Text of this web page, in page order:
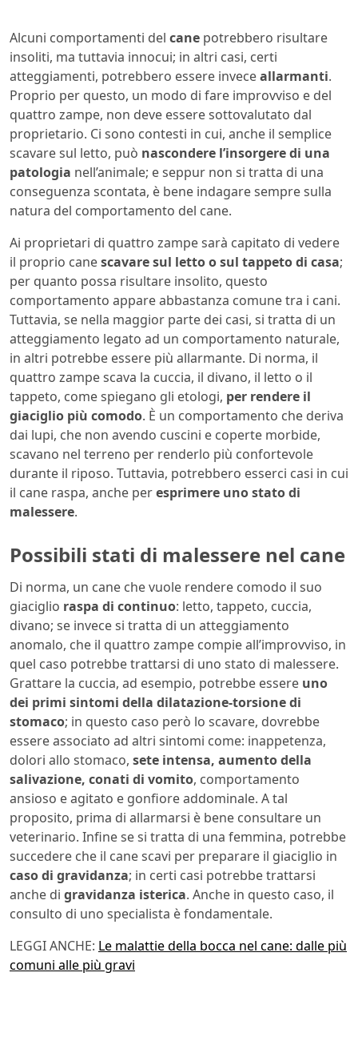
Alcuni comportamenti del cane potrebbero risultare
insoliti, ma tuttavia innocui; in altri casi, certi
atteggiamenti, potrebbero essere inveceallarmanti.
Proprio per questo, un modo di fare improvviso e del
quattro zampe, non deve essere sottovalutato dal
proprietario. Ci sono contesti in cui, anche il semplice
scavare sul letto, può nascondere l’insorgere di una
patologia nell’animale; e seppur non si tratta di una
conseguenza scontata, è bene indagare sempre sulla
natura del comportamento del cane.
Ai proprietari di quattro zampe sarà capitato di vedere
il proprio canescavare sul letto o sul tappeto di casa;
per quanto possa risultare insolito, questo
comportamento appare abbastanza comune tra i cani.
Tuttavia, se nella maggior parte dei casi, si tratta di un
atteggiamento legato ad un comportamento naturale,
in altri potrebbe essere più allarmante. Di norma, il
quattro zampe scava la cuccia, il divano, il letto o il
tappeto, come spiegano gli etologi, per rendere il
giaciglio più comodo. È un comportamento che deriva
dai lupi, che non avendo cuscini e coperte morbide,
scavano nel terreno per renderlo più confortevole
durante il riposo. Tuttavia, potrebbero esserci casi in cui
il cane raspa, anche peresprimere uno stato di
malessere.
Possibili stati di malessere nel cane
Di norma, un cane che vuole rendere comodo il suo
giaciglio raspa di continuo: letto, tappeto, cuccia,
divano; se invece si tratta di un atteggiamento
anomalo, che il quattro zampe compie all’improvviso, in
quel caso potrebbe trattarsi di uno stato di malessere.
Grattare la cuccia, ad esempio, potrebbe essere uno
dei primi sintomi della dilatazione-torsione di
stomaco; in questo caso però lo scavare, dovrebbe
essere associato ad altri sintomi come: inappetenza,
dolori allo stomaco, sete intensa, aumento della
salivazione, conati di vomito, comportamento
ansioso e agitato e gonfiore addominale. A tal
proposito, prima di allarmarsi è bene consultare un
veterinario. Infine se si tratta di una femmina, potrebbe
succedere che il cane scavi per preparare il giaciglio in
caso di gravidanza; in certi casi potrebbe trattarsi
anche di gravidanza isterica. Anche in questo caso, il
consulto di uno specialista è fondamentale.
LEGGI ANCHE: Le malattie della bocca nel cane: dalle più
comuni alle più gravi